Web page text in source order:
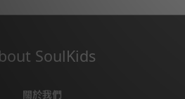
SoulKids
關於我們